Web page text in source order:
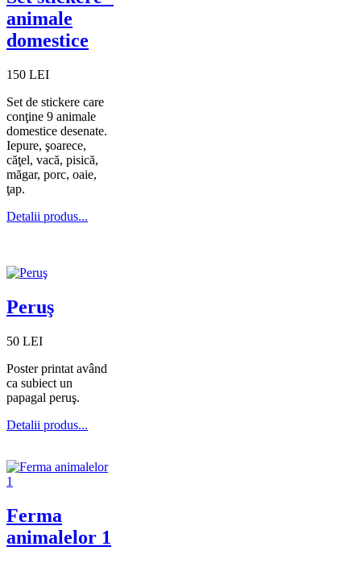
animale
domestice
150 LEI
Set de stickere care
conţine 9 animale
domestice desenate.
Iepure, şoarece,
căţel, vacă, pisică,
măgar, porc, oaie,
ţap.
Detalii produs...
Peruş
50 LEI
Poster printat având
ca subiect un
papagal peruş.
Detalii produs...
Ferma
animalelor 1